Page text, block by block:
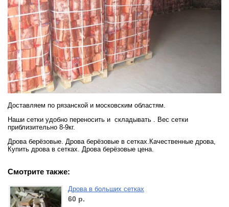
Доставляем по рязанской и московским областям.
Наши сетки удобно переносить и складывать . Вес сетки
приблизительно 8-9кг.
Дрова берёзовые. Дрова берёзовые в сетках.Качественные дрова,
Купить дрова в сетках. Дрова берёзовые цена.
Смотрите также:
Дрова в больших сетках
60 р.